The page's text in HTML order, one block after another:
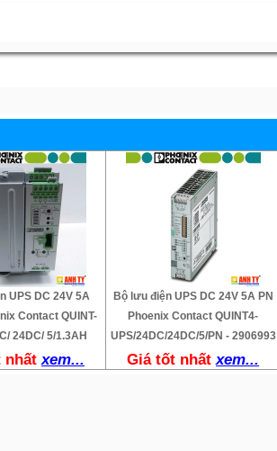
UPS DC 24V 5A
Contact QUINT-
24DC/ 5/1.3AH
nhấtxem...
Bộ lưu điện UPS DC 24V 5A PN
Phoenix Contact QUINT4-
UPS/24DC/24DC/5/PN - 2906993
Giá tốt nhấtxem...